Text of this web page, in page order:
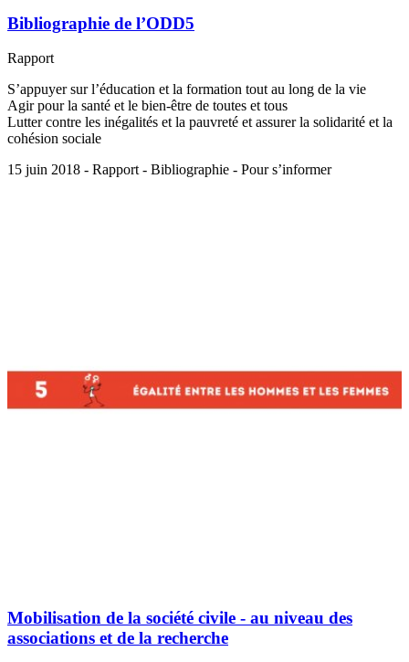
Bibliographie de l’ODD5
Rapport
S’appuyer sur l’éducation et la formation tout au long de la vie
Agir pour la santé et le bien-être de toutes et tous
Lutter contre les inégalités et la pauvreté et assurer la solidarité et la
cohésion sociale
15 juin 2018 - Rapport - Bibliographie - Pour s’informer
Mobilisation de la société civile - au niveau des
associations et de la recherche